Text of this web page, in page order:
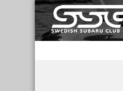
Skip
to
content
Swedish
För oss som älskar Subaru!